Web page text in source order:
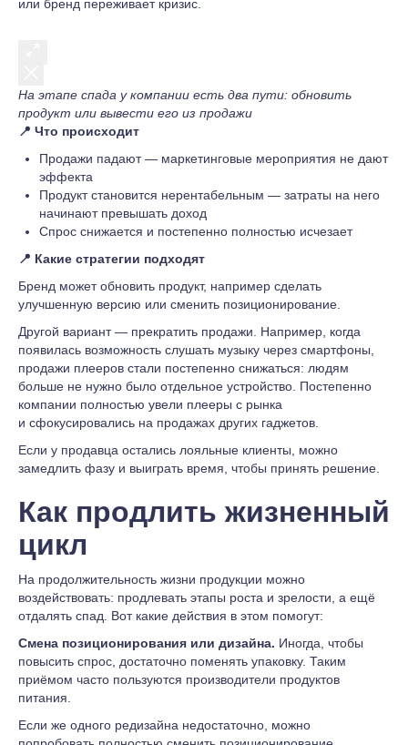
или бренд переживает кризис.
На этапе спада у компании есть два пути: обновить
продукт или вывести его из продажи
📍 Что происходит
Продажи падают — маркетинговые мероприятия не дают
эффекта
Продукт становится нерентабельным — затраты на него
начинают превышать доход
Спрос снижается и постепенно полностью исчезает
📍 Какие стратегии подходят
Бренд может обновить продукт, например сделать
улучшенную версию или сменить позиционирование.
Другой вариант — прекратить продажи. Например, когда
появилась возможность слушать музыку через смартфоны,
продажи плееров стали постепенно снижаться: людям
больше не нужно было отдельное устройство. Постепенно
компании полностью увели плееры с рынка
и сфокусировались на продажах других гаджетов.
Если у продавца остались лояльные клиенты, можно
замедлить фазу и выиграть время, чтобы принять решение.
Как продлить жизненный
цикл
На продолжительность жизни продукции можно
воздействовать: продлевать этапы роста и зрелости, а ещё
отдалять спад. Вот какие действия в этом помогут:
Смена позиционирования или дизайна. Иногда, чтобы
повысить спрос, достаточно поменять упаковку. Таким
приёмом часто пользуются производители продуктов
питания.
Если же одного редизайна недостаточно, можно